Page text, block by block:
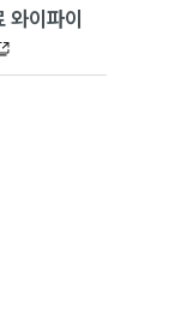
와이파이